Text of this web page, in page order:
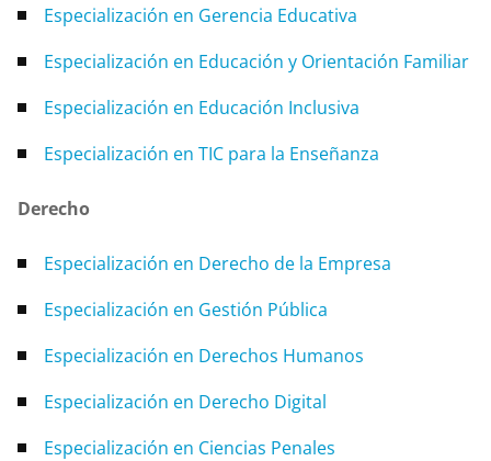
Especialización en Gerencia Educativa
Especialización en Educación y Orientación Familiar
Especialización en Educación Inclusiva
Especialización en TIC para la Enseñanza
Derecho
Especialización en Derecho de la Empresa
Especialización en Gestión Pública
Especialización en Derechos Humanos
Especialización en Derecho Digital
Especialización en Ciencias Penales